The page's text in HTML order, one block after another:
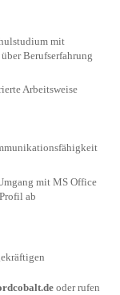
mit
Berufserfahrung
Arbeitsweise
mit MS Office
ab
oder rufen